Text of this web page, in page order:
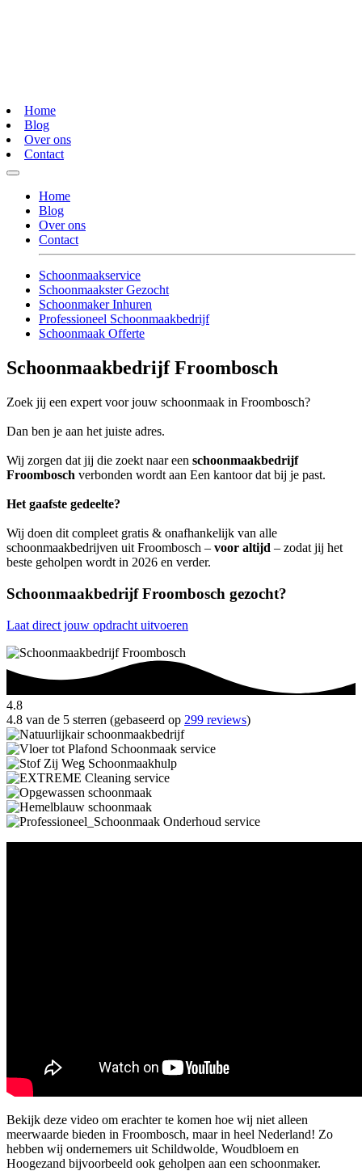
Home
Blog
Over ons
Contact
Home
Blog
Over ons
Contact
Schoonmaakservice
Schoonmaakster Gezocht
Schoonmaker Inhuren
Professioneel Schoonmaakbedrijf
Schoonmaak Offerte
Schoonmaakbedrijf Froombosch
Zoek jij een expert voor jouw schoonmaak in Froombosch?
Dan ben je aan het juiste adres.
Wij zorgen dat jij die zoekt naar een schoonmaakbedrijf
Froombosch verbonden wordt aan Een kantoor dat bij je past.
Het gaafste gedeelte?
Wij doen dit compleet gratis & onafhankelijk van alle
schoonmaakbedrijven uit Froombosch – voor altijd – zodat jij het
beste geholpen wordt in 2026 en verder.
Schoonmaakbedrijf Froombosch gezocht?
Laat direct jouw opdracht uitvoeren
4.8
4.8 van de 5 sterren (gebaseerd op 299 reviews)
Bekijk deze video om erachter te komen hoe wij niet alleen
meerwaarde bieden in Froombosch, maar in heel Nederland! Zo
hebben wij ondernemers uit Schildwolde, Woudbloem en
Hoogezand bijvoorbeeld ook geholpen aan een schoonmaker.